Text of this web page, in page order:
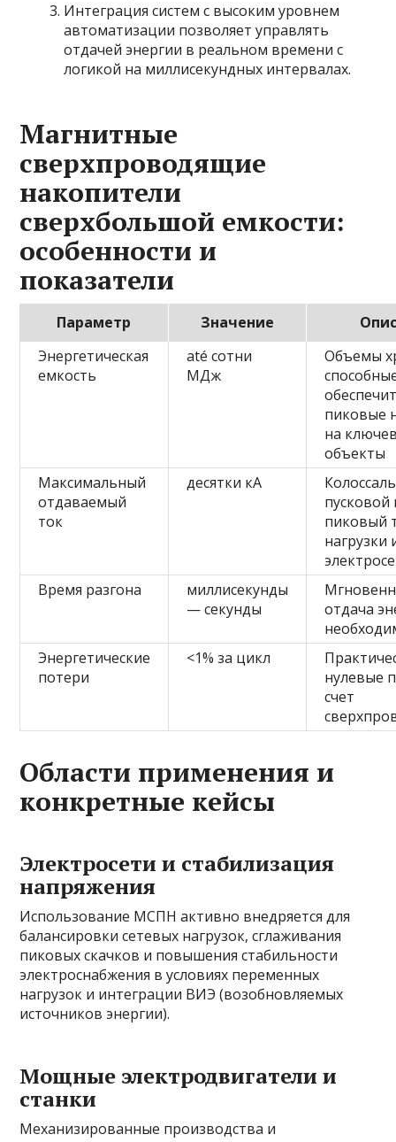
Интеграция систем с высоким уровнем
автоматизации позволяет управлять
отдачей энергии в реальном времени с
логикой на миллисекундных интервалах.
Магнитные
сверхпроводящие
накопители
сверхбольшой емкости:
особенности и
показатели
Параметр Значение
Энергетическая
емкость
até сотни
МДж
Объемы
пиковые
на
объекты
Максимальный
отдаваемый
ток
десятки кА
пусковой
пиковый
нагрузки
Время разгона
миллисекунды
— секунды
отдача
Энергетические
потери
<1% за цикл
нулевые
счет
Области применения и
конкретные кейсы
Электросети и стабилизация
напряжения
Использование МСПН активно внедряется для
балансировки сетевых нагрузок, сглаживания
пиковых скачков и повышения стабильности
электроснабжения в условиях переменных
нагрузок и интеграции ВИЭ (возобновляемых
источников энергии).
Мощные электродвигатели и
станки
Механизированные производства и